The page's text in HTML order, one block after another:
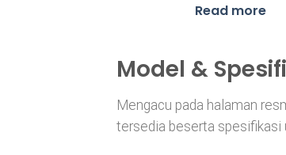
Read more
Model &
Mengacu pada halaman
tersedia beserta spesifikasi